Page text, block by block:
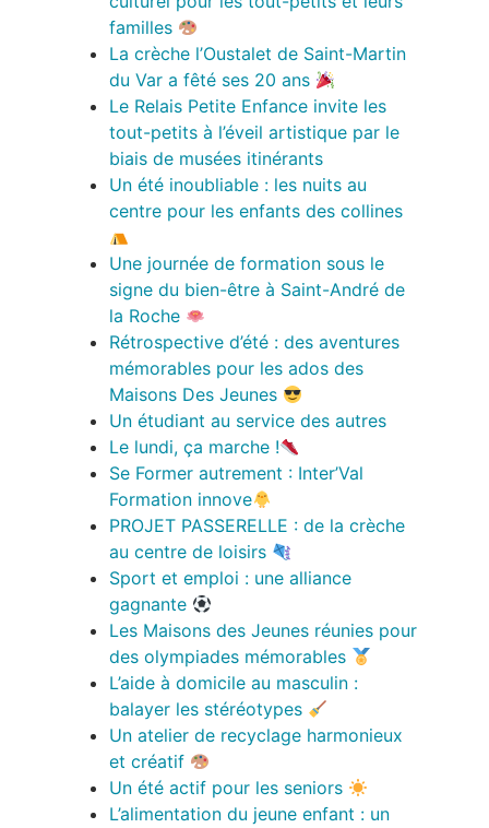
familles
La crèche l’Oustalet de Saint-Martin
du Var a fêté ses 20 ans
Le Relais Petite Enfance invite les
tout-petits à l’éveil artistique par le
biais de musées itinérants
Un été inoubliable : les nuits au
centre pour les enfants des collines
Une journée de formation sous le
signe du bien-être à Saint-André de
la Roche
Rétrospective d’été : des aventures
mémorables pour les ados des
Maisons Des Jeunes
Un étudiant au service des autres
Le lundi, ça marche !
Se Former autrement : Inter’Val
Formation innove
PROJET PASSERELLE : de la crèche
au centre de loisirs
Sport et emploi : une alliance
gagnante
Les Maisons des Jeunes réunies pour
des olympiades mémorables
L’aide à domicile au masculin :
balayer les stéréotypes
Un atelier de recyclage harmonieux
et créatif
Un été actif pour les seniors
L’alimentation du jeune enfant : un